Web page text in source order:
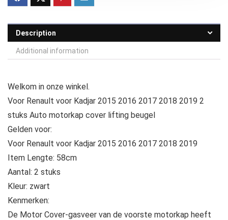
Description
Additional information
Welkom in onze winkel.
Voor Renault voor Kadjar 2015 2016 2017 2018 2019 2
stuks Auto motorkap cover lifting beugel
Gelden voor:
Voor Renault voor Kadjar 2015 2016 2017 2018 2019
Item Lengte: 58cm
Aantal: 2 stuks
Kleur: zwart
Kenmerken:
De Motor Cover-gasveer van de voorste motorkap heeft